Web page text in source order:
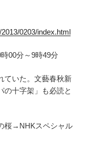
0203/index.html
00分～9時49分
ていた。文藝春秋新
の十字架」も必読と
桜→NHKスペシャル